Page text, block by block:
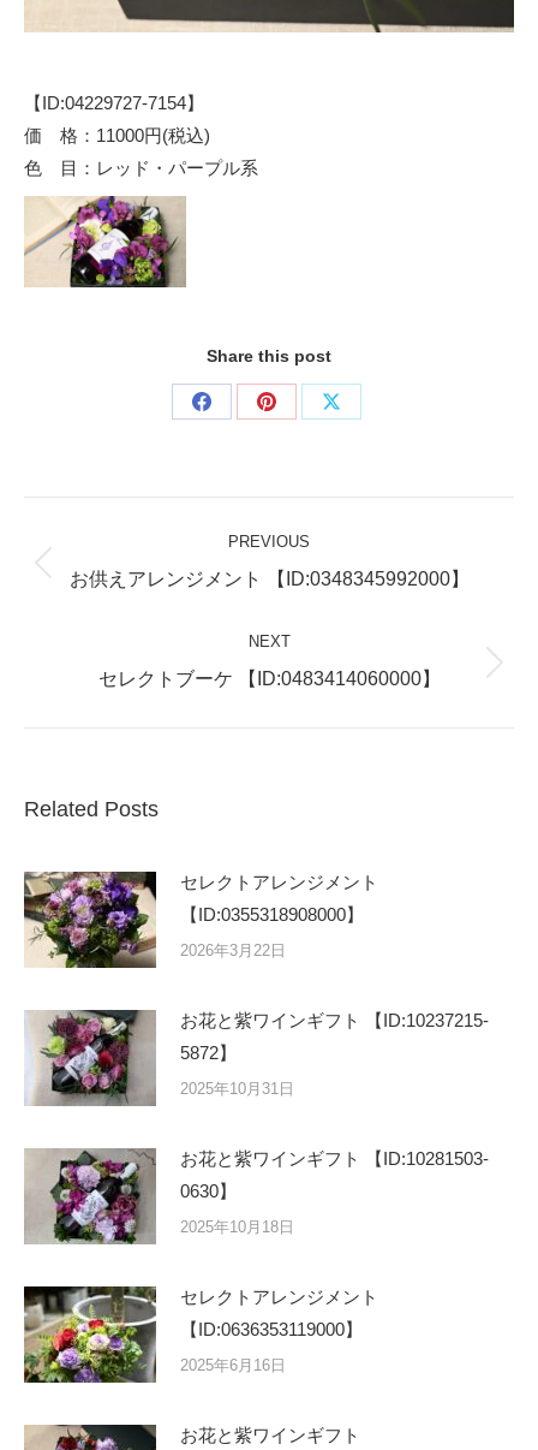
【ID:04229727-7154】
価 格：11000円(税込)
色 目：レッド・パープル系
Share this post
Share
Share
Share
navigation
PREVIOUS
Previous
お供えアレンジメント 【ID:0348345992000】
NEXT
Next
セレクトブーケ 【ID:0483414060000】
Related Posts
セレクトアレンジメント
【ID:0355318908000】
2026年3月22日
お花と紫ワインギフト 【ID:10237215-
5872】
2025年10月31日
お花と紫ワインギフト 【ID:10281503-
0630】
2025年10月18日
セレクトアレンジメント
【ID:0636353119000】
2025年6月16日
お花と紫ワインギフト